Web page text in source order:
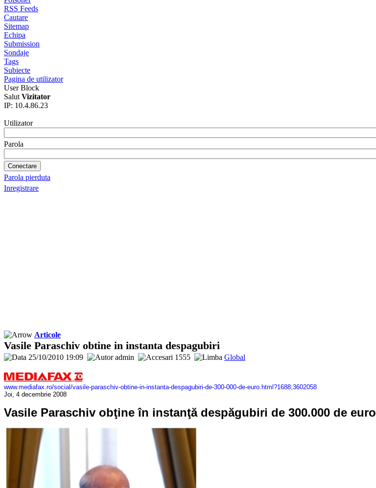
RSS Feeds
Cautare
Sitemap
Echipa
Submission
Sondaje
Tags
Subiecte
Pagina de utilizator
User Block
Salut Vizitator
IP: 10.4.86.23
Utilizator
Parola
Parola pierduta
Inregistrare
Articole
Vasile Paraschiv obtine in instanta despagubiri
25/10/2010 19:09 admin 1555 Global
www.mediafax.ro/social/vasile-paraschiv-obtine-in-instanta-despagubiri-de-300-000-de-euro.html?1688;3602058
Joi, 4 decembrie 2008
Vasile Paraschiv obţine în instanţă despăgubiri de 300.000 de euro